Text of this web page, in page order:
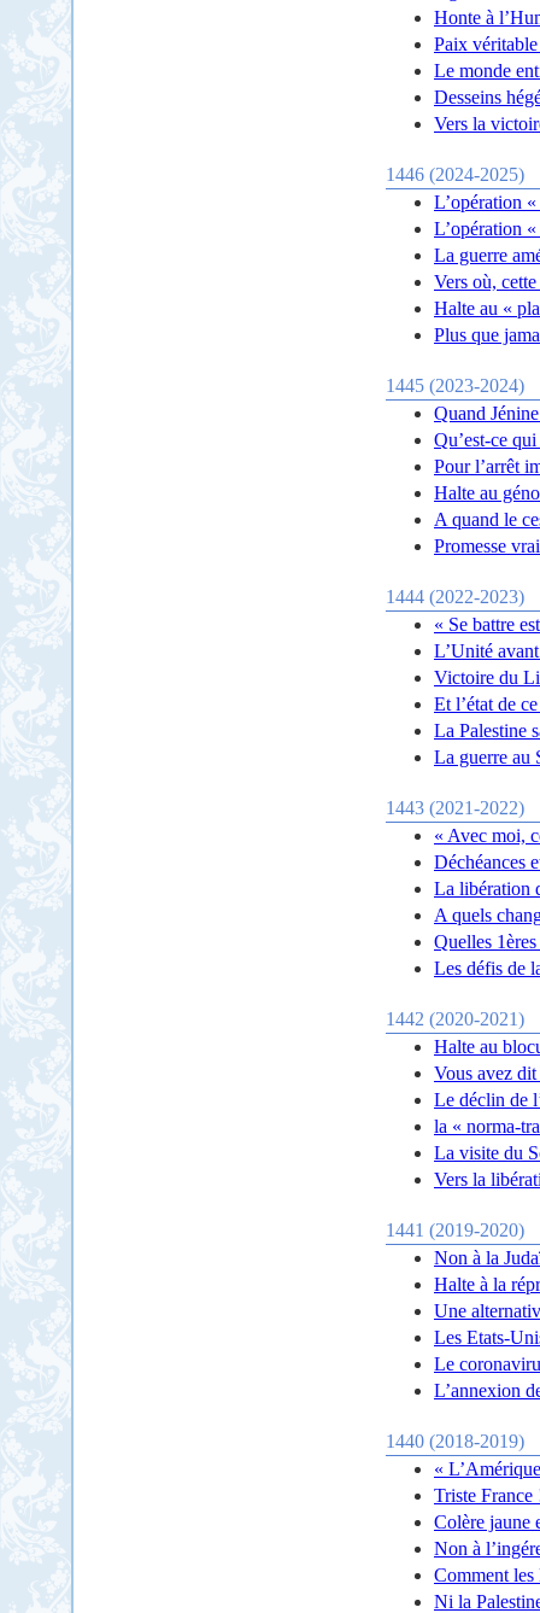
Honte à
Paix
Le monde
Desseins
Vers la
1446 (2024-2025)
L’opération
L’opération
La guerre
Vers où,
Halte au «
Plus que
1445 (2023-2024)
Quand
Qu’est-ce
Pour l’arrêt
Halte au
A quand le
Promesse
1444 (2022-2023)
« Se battre
L’Unité
Victoire du
Et l’état de
La Palestine
La guerre au
1443 (2021-2022)
« Avec moi,
Déchéances
La libération
A quels
Quelles
Les défis de
1442 (2020-2021)
Halte au
Vous avez
Le déclin de
la « norma-
La visite du
Vers la
1441 (2019-2020)
Non à la
Halte à la
Une
Les Etats-
Le
L’annexion
1440 (2018-2019)
«
Triste France
Colère jaune
Non à
Comment
Ni la